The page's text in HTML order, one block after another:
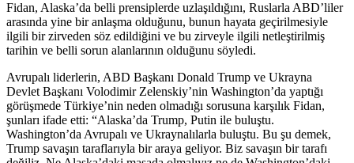
Fidan, Alaska’da belli prensiplerde uzlaşıldığını, Ruslarla ABD’liler
arasında yine bir anlaşma olduğunu, bunun hayata geçirilmesiyle
ilgili bir zirveden söz edildiğini ve bu zirveyle ilgili netleştirilmiş
tarihin ve belli sorun alanlarının olduğunu söyledi.
Avrupalı liderlerin, ABD Başkanı Donald Trump ve Ukrayna
Devlet Başkanı Volodimir Zelenskiy’nin Washington’da yaptığı
görüşmede Türkiye’nin neden olmadığı sorusuna karşılık Fidan,
şunları ifade etti: “Alaska’da Trump, Putin ile buluştu.
Washington’da Avrupalı ve Ukraynalılarla buluştu. Bu şu demek,
Trump savaşın taraflarıyla bir araya geliyor. Biz savaşın bir tarafı